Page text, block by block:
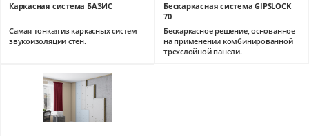
Каркасная система БАЗИС
Самая тонкая из каркасных систем
звукоизоляции стен.
Бескаркасная система GIPSLOCK
70
Бескаркасное решение, основанное
на применении комбинированной
трехслойной панели.